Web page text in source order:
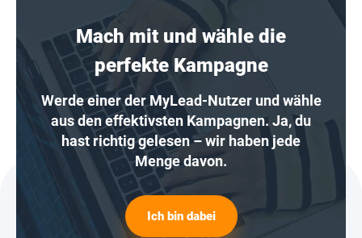
Mach mit und wähle die
perfekte Kampagne
Werde einer der MyLead-Nutzer und wähle
aus den effektivsten Kampagnen. Ja, du
hast richtig gelesen – wir haben jede
Menge davon.
Ich bin dabei